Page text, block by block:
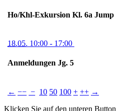
Ho/Khl-Exkursion Kl. 6a Jump
18.05. 10:00 - 17:00
Anmeldungen Jg. 5
← −− − 10 50 100 + ++ →
Klicken Sie auf den unteren